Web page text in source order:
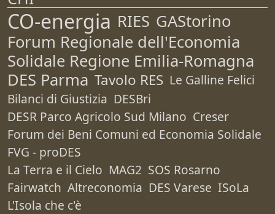
CO-energia RIES GAStorino
Forum Regionale dell'Economia
Solidale Regione Emilia-Romagna
DES Parma Tavolo RES Le Galline Felici
Bilanci di Giustizia DESBri
DESR Parco Agricolo Sud Milano Creser
Forum dei Beni Comuni ed Economia Solidale
FVG - proDES
La Terra e il Cielo MAG2 SOS Rosarno
Fairwatch Altreconomia DES Varese ISoLa
L'Isola che c'è